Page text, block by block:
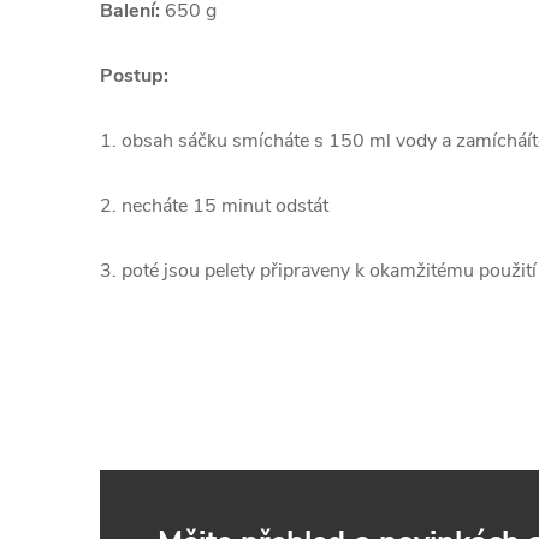
Balení: 650 g
Postup:
1. obsah sáčku smícháte s 150 ml vody a
2. necháte 15 minut odstát
3. poté jsou pelety připraveny k okamžitému použití